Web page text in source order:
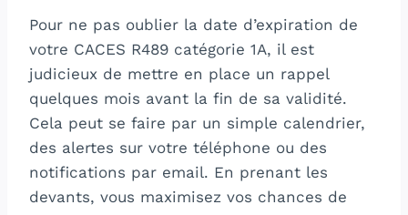
Pour ne pas oublier la date d’expiration de
votre CACES R489 catégorie 1A, il est
judicieux de mettre en place un rappel
quelques mois avant la fin de sa validité.
Cela peut se faire par un simple calendrier,
des alertes sur votre téléphone ou des
notifications par email. En prenant les
devants, vous maximisez vos chances de